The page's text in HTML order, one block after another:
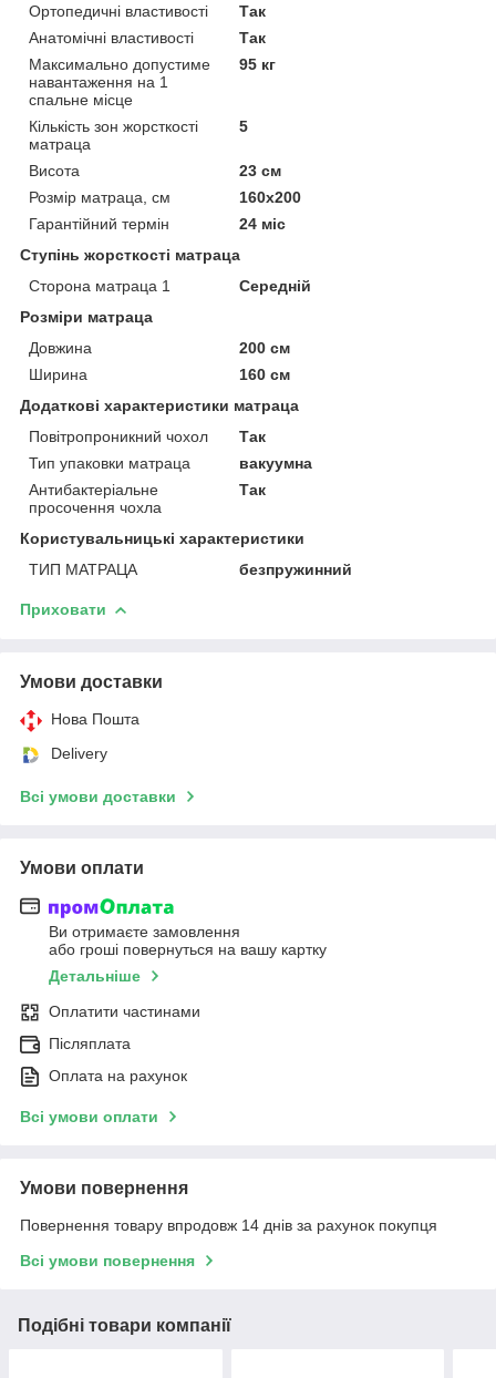
Ортопедичні властивості
Так
Анатомічні властивості
Так
Максимально допустиме
навантаження на 1
спальне місце
95 кг
Кількість зон жорсткості
матраца
5
Висота
23 см
Розмір матраца, см
160х200
Гарантійний термін
24 міс
Ступінь жорсткості матраца
Сторона матраца 1
Середній
Розміри матраца
Довжина
200 см
Ширина
160 см
Додаткові характеристики матраца
Повітропроникний чохол
Так
Тип упаковки матраца
вакуумна
Антибактеріальне
просочення чохла
Так
Користувальницькі характеристики
ТИП МАТРАЦА
безпружинний
Приховати
Умови доставки
Нова Пошта
Delivery
Всі умови доставки
Умови оплати
Ви отримаєте замовлення
або гроші повернуться на вашу картку
Детальніше
Оплатити частинами
Післяплата
Оплата на рахунок
Всі умови оплати
Умови повернення
Повернення товару впродовж 14 днів за рахунок покупця
Всі умови повернення
Подібні товари компанії